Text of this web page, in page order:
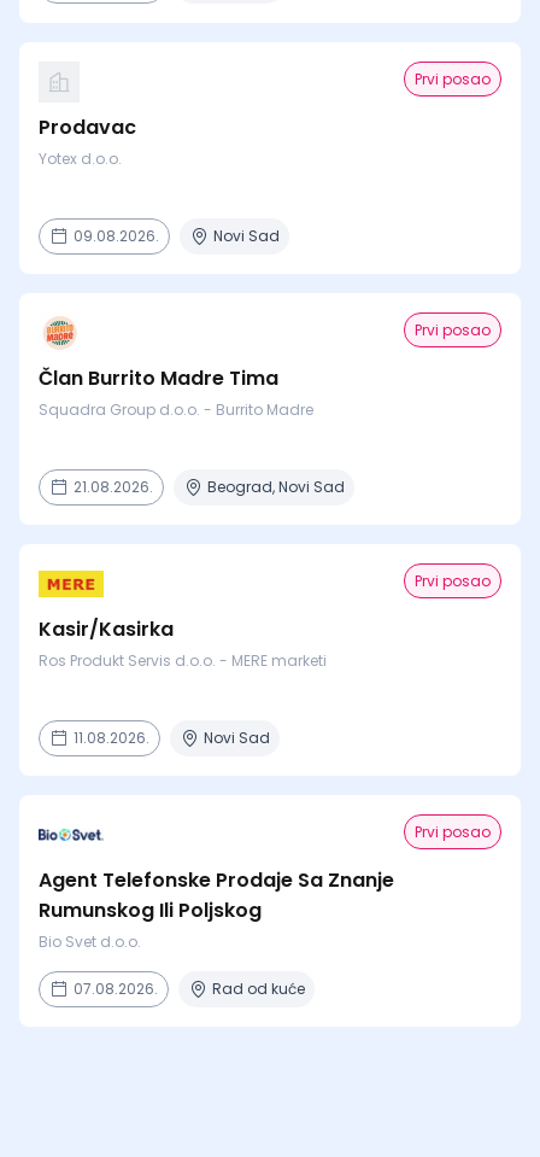
Prvi posao
Prodavac
Yotex d.o.o.
09.08.2026. Novi Sad
Prvi posao
Član Burrito Madre Tima
Squadra Group d.o.o. - Burrito Madre
21.08.2026. Beograd, Novi Sad
Prvi posao
Kasir/Kasirka
Ros Produkt Servis d.o.o. - MERE marketi
11.08.2026. Novi Sad
Prvi posao
Agent Telefonske Prodaje Sa Znanje
Rumunskog Ili Poljskog
Bio Svet d.o.o.
07.08.2026. Rad od kuće